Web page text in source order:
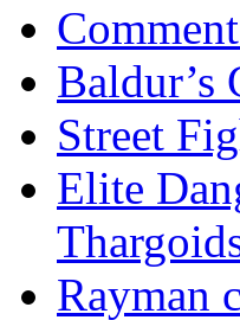
Baldur’s
Street
Elite
Rayman